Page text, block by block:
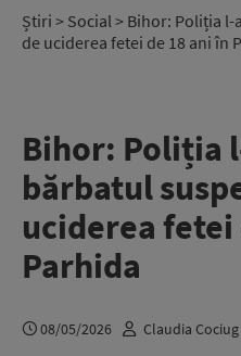
Știri > Social> Bihor: Poliția
de uciderea fetei de 18 ani în
Bihor: Poliția
bărbatul
uciderea fetei
Parhida
08/05/2026 Claudia Cociug